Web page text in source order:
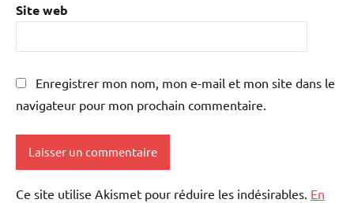
Site web
Enregistrer mon nom, mon e-mail et mon site dans le
navigateur pour mon prochain commentaire.
Ce site utilise Akismet pour réduire les indésirables. En